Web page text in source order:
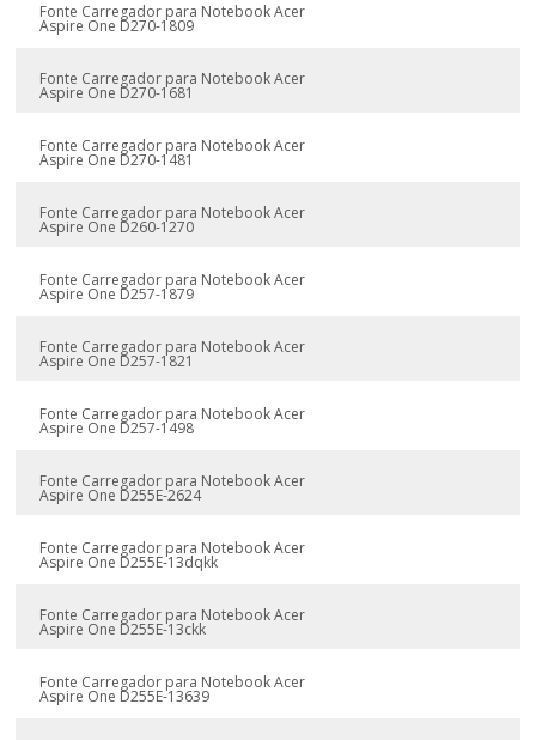
Fonte Carregador para Notebook Acer
Aspire One D270-1809
Fonte Carregador para Notebook Acer
Aspire One D270-1681
Fonte Carregador para Notebook Acer
Aspire One D270-1481
Fonte Carregador para Notebook Acer
Aspire One D260-1270
Fonte Carregador para Notebook Acer
Aspire One D257-1879
Fonte Carregador para Notebook Acer
Aspire One D257-1821
Fonte Carregador para Notebook Acer
Aspire One D257-1498
Fonte Carregador para Notebook Acer
Aspire One D255E-2624
Fonte Carregador para Notebook Acer
Aspire One D255E-13dqkk
Fonte Carregador para Notebook Acer
Aspire One D255E-13ckk
Fonte Carregador para Notebook Acer
Aspire One D255E-13639